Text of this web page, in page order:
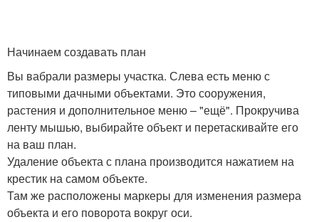
Начинаем создавать план
Вы вабрали размеры участка. Слева есть меню с
типовыми дачными объектами. Это сооружения,
растения и дополнительное меню – "ещё". Прокручива
ленту мышью, выбирайте объект и перетаскивайте его
на ваш план.
Удаление объекта с плана производится нажатием на
крестик на самом объекте.
Там же расположены маркеры для изменения размера
объекта и его поворота вокруг оси.